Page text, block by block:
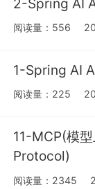
阅读量：556
1-Spring AI
阅读量：225
11-MCP(模
Protocol)
阅读量：2345